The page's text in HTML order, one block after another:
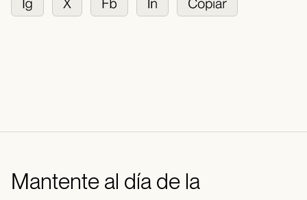
Mantente al día de la